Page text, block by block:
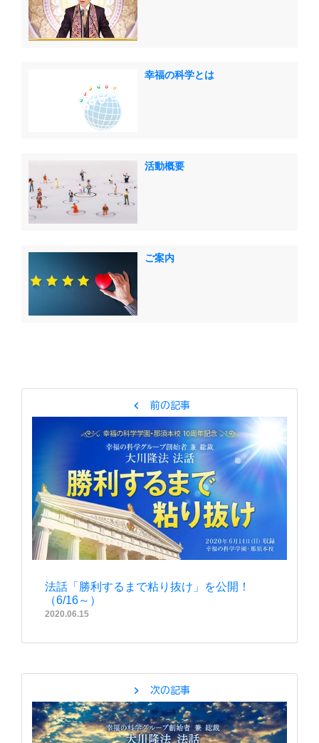
幸福の科学とは
活動概要
ご案内
chevron_left 前の記事
法話「勝利するまで粘り抜け」を公開！
（6/16～）
2020.06.15
chevron_right 次の記事